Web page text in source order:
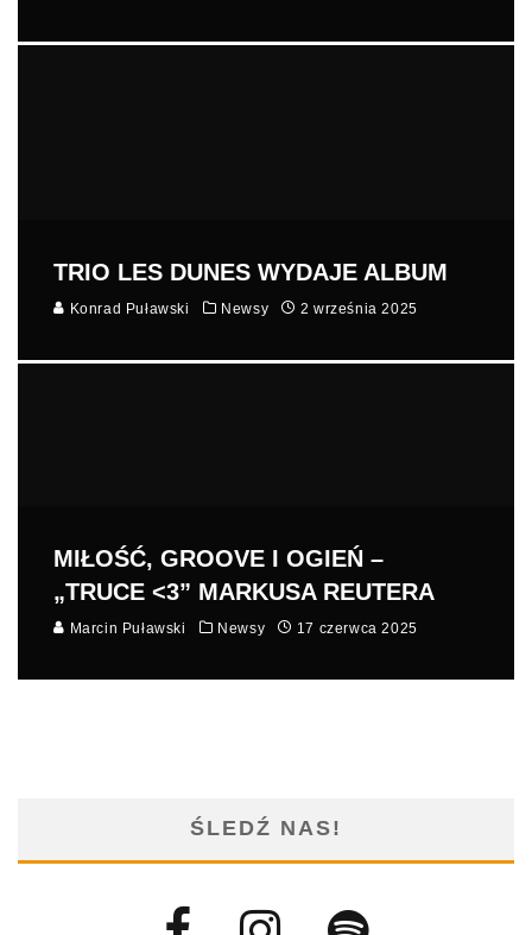
TRIO LES DUNES WYDAJE ALBUM
Konrad Puławski Newsy 2 września 2025
MIŁOŚĆ, GROOVE I OGIEŃ –
„TRUCE <3” MARKUSA REUTERA
Marcin Puławski Newsy 17 czerwca 2025
ŚLEDŹ NAS!